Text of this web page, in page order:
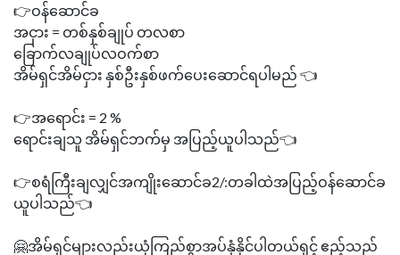
👉ဝန်ဆောင်ခ
အငှား = တစ်နှစ်ချုပ် တလစာ
ခြောက်လချုပ်လဝက်စာ
အိမ်ရှင်အိမ်ငှား နှစ်ဦးနှစ်ဖက်ပေးဆောင်ရပါမည် 👈
👉အရောင်း = 2 %
ရောင်းချသူ အိမ်ရှင်ဘက်မှ အပြည့်ယူပါသည်👈
👉စရံကြီးချလျှင်အကျိုးဆောင်ခ2/:တခါထဲအပြည့်ဝန်ဆောင်ခ
ယူပါသည်👈
🤗အိမ်ရှင်များလည်းယုံကြည်စွာအပ်နှံနိုင်ပါတယ်ရှင့် ဧည့်သည်